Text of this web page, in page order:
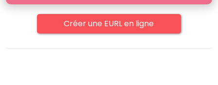
Créer une EURL en ligne